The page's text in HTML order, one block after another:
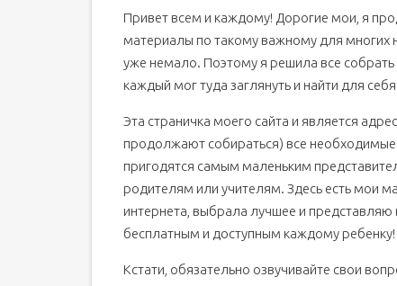
Алфавит
Слова для детей по темам
Цвета на английском
Мультфильмы
Обучающие видео уроки
Песенки и Видео-песенки
Игры
Сказки
Стишки
Рифмы
Привет всем и каждому! Дорогие мои, я
материалы по такому важному для многих
уже немало. Поэтому я решила все
каждый мог туда заглянуть и найти для
Эта страничка моего сайта и является
продолжают собираться) все
пригодятся самым маленьким
родителям или учителям. Здесь есть мои
интернета, выбрала лучшее и
бесплатным и доступным каждому ребенку!
Кстати, обязательно озвучивайте свои